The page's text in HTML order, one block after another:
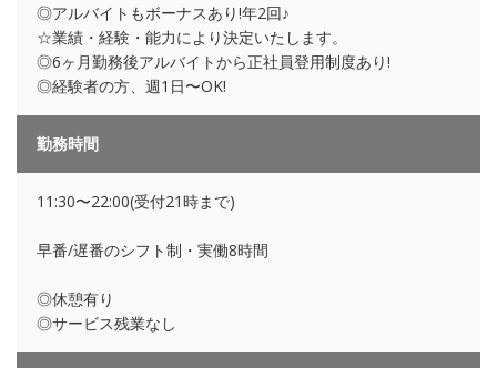
◎アルバイトもボーナスあり!年2回♪
☆業績・経験・能力により決定いたします。
◎6ヶ月勤務後アルバイトから正社員登用制度あり!
◎経験者の方、週1日〜OK!
勤務時間
11:30〜22:00(受付21時まで)
早番/遅番のシフト制・実働8時間
◎休憩有り
◎サービス残業なし